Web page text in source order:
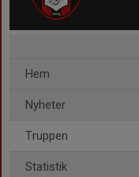
Hem
Nyheter
Truppen
Statistik